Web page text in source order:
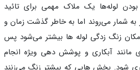
یک ملاک مهمی برای تائید
شمار می‌روند اما به خاطر گذشت زمان و
زنگ زدگی لوله ها بیشتر می‌شود پس
آبکاری و پوشش دهی ویژه انجام
شود. بخش هایی که بیشتر زنگ می‌زنند